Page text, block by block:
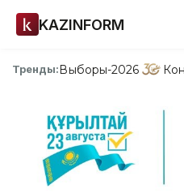
KAZINFORM
Тренды:Выборы-2026